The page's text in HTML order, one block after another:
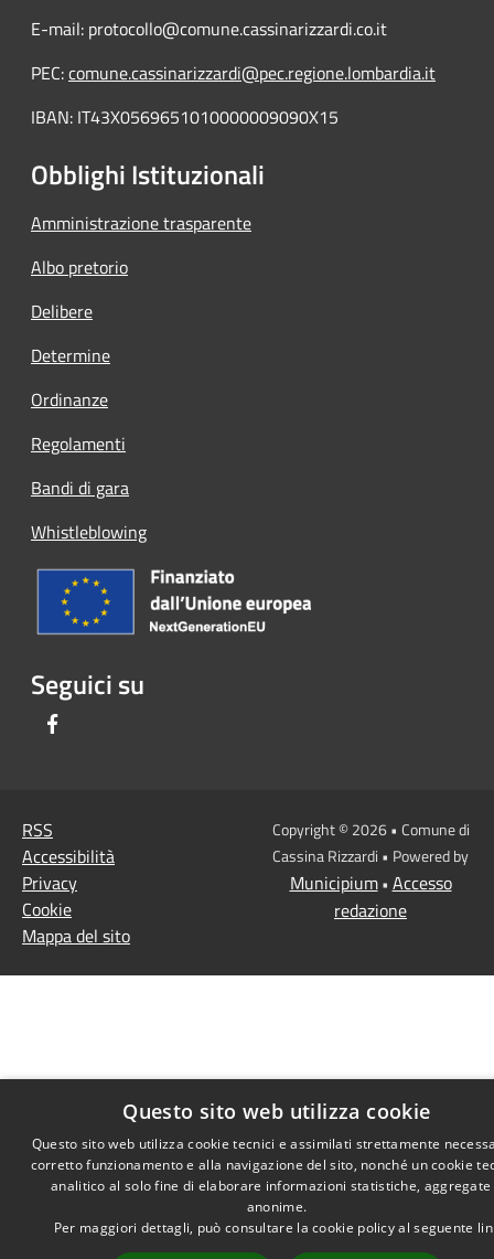
E-mail: protocollo@comune.cassinarizzardi.co.it
PEC:comune.cassinarizzardi@pec.regione.lombardia.it
IBAN: IT43X0569651010000009090X15
Obblighi Istituzionali
Amministrazione trasparente
Albo pretorio
Delibere
Determine
Ordinanze
Regolamenti
Bandi di gara
Whistleblowing
Seguici su
RSS
Accessibilità
Privacy
Cookie
Mappa del sito
Copyright © 2026 • Comune di
Cassina Rizzardi • Powered by
Municipium• Accesso
redazione
Questo sito web utilizza cookie
Questo sito web utilizza cookie tecnici e assimilati strettamente
corretto funzionamento e alla navigazione del sito, nonché un cookie
analitico al solo fine di elaborare informazioni statistiche, aggregate
anonime.
Per maggiori dettagli, può consultare la cookie policy al seguente